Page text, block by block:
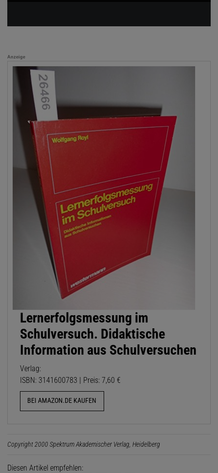
Anzeige
Lernerfolgsmessung im
Schulversuch. Didaktische
Information aus Schulversuchen
Verlag:
ISBN: 3141600783 | Preis: 7,60 €
BEI AMAZON.DE KAUFEN
Copyright 2000 Spektrum Akademischer Verlag, Heidelberg
Diesen Artikel empfehlen: